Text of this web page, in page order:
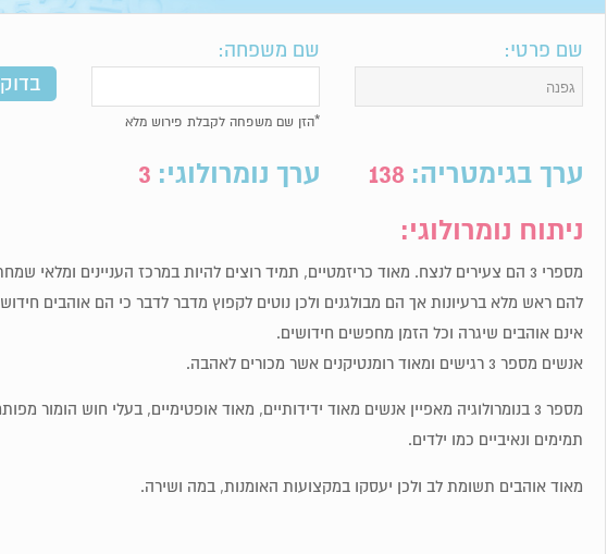
שם פרטי: שם משפחה:
*הזן שם משפחה לקבלת פירוש מלא
ערך בגימטריה: 138 ערך נומרולוגי: 3
ניתוח נומרולוגי:
מספרי 3 הם צעירים לנצח. מאוד כריזמטיים, תמיד רוצים להיות במרכז העניינים ומלאי
להם ראש מלא ברעיונות אך הם מבולגנים ולכן נוטים לקפוץ מדבר לדבר כי הם אוהבים
אינם אוהבים שיגרה וכל הזמן מחפשים חידושים.
אנשים מספר 3 רגישים ומאוד רומנטיקנים אשר מכורים לאהבה.
מספר 3 בנומרולוגיה מאפיין אנשים מאוד ידידותיים, מאוד אופטימיים, בעלי חוש הומור
תמימים ונאיביים כמו ילדים.
מאוד אוהבים תשומת לב ולכן יעסקו במקצועות האומנות, במה ושירה.